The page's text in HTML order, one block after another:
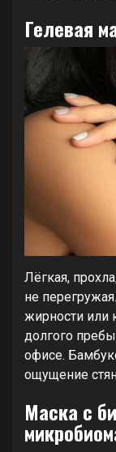
Гелевая
Лёгкая,
не
жирности или
долгого
офисе.
ощущение
Маска с